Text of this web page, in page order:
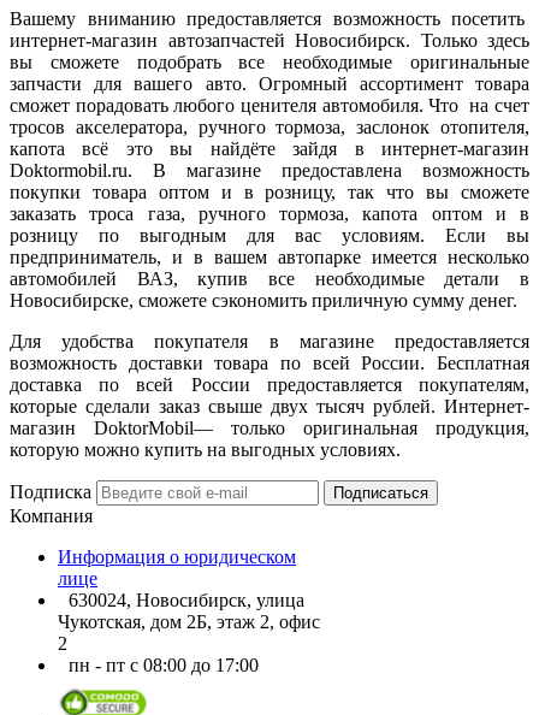
Вашему вниманию предоставляется возможность посетить
интернет-магазин автозапчастей Новосибирск. Только здесь
вы сможете подобрать все необходимые оригинальные
запчасти для вашего авто. Огромный ассортимент товара
сможет порадовать любого ценителя автомобиля. Что на счет
тросов акселератора, ручного тормоза, заслонок отопителя,
капота всё это вы найдёте зайдя в интернет-магазин
Doktormobil.ru. В магазине предоставлена возможность
покупки товара оптом и в розницу, так что вы сможете
заказать троса газа, ручного тормоза, капота оптом и в
розницу по выгодным для вас условиям. Если вы
предприниматель, и в вашем автопарке имеется несколько
автомобилей ВАЗ, купив все необходимые детали в
Новосибирске, сможете сэкономить приличную сумму денег.
Для удобства покупателя в магазине предоставляется
возможность доставки товара по всей России. Бесплатная
доставка по всей России предоставляется покупателям,
которые сделали заказ свыше двух тысяч рублей. Интернет-
магазин DoktorMobil— только оригинальная продукция,
которую можно купить на выгодных условиях.
Подписка Подписаться
Компания
Информация о юридическом
лице
630024, Новосибирск, улица
Чукотская, дом 2Б, этаж 2, офис
2
пн - пт с 08:00 до 17:00